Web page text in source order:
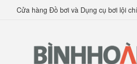
Cửa hàng Đồ bơi và Dụng cụ bơi lội